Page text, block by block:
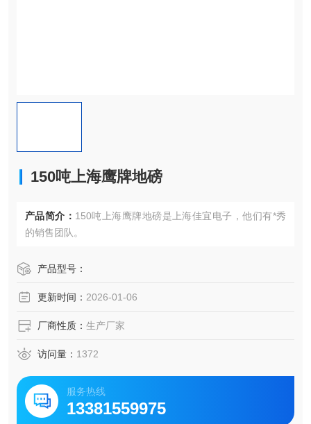
150吨上海鹰牌地磅
产品简介： 150吨上海鹰牌地磅是上海佳宜电子，他们有*秀
的销售团队。
产品型号：
更新时间： 2026-01-06
厂商性质： 生产厂家
访问量： 1372
服务热线
13381559975